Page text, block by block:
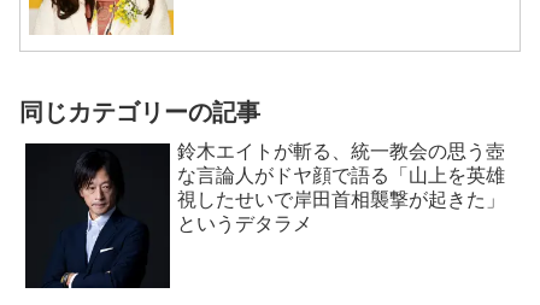
同じカテゴリーの記事
鈴木エイトが斬る、統一教会の思う壺
な言論人がドヤ顔で語る「山上を英雄
視したせいで岸田首相襲撃が起きた」
というデタラメ